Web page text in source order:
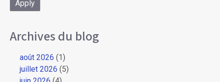
Archives du blog
août 2026 (1)
juillet 2026 (5)